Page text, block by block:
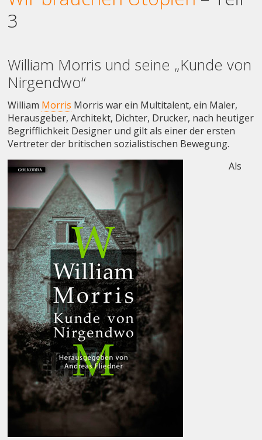
3
William Morris und seine „Kunde von
Nirgendwo“
William Morris Morris war ein Multitalent, ein Maler,
Herausgeber, Architekt, Dichter, Drucker, nach heutiger
Begrifflichkeit Designer und gilt als einer der ersten
Vertreter der britischen sozialistischen Bewegung.
Als